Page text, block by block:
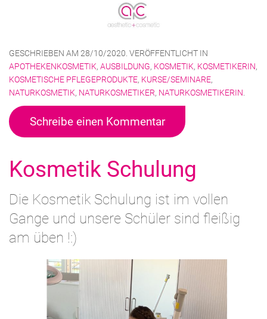
GESCHRIEBEN AM 28/10/2020 . VERÖFFENTLICHT IN
APOTHEKENKOSMETIK, AUSBILDUNG, KOSMETIK, KOSMETIKERIN,
KOSMETISCHE PFLEGEPRODUKTE, KURSE/SEMINARE,
NATURKOSMETIK, NATURKOSMETIKER, NATURKOSMETIKERIN
Schreibe einen Kommentar
Kosmetik Schulung
Die Kosmetik Schulung ist im vollen
Gange und unsere Schüler sind fleißig
am üben !:)